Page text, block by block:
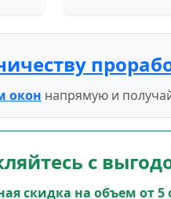
окон напрямую и
с
скидка на объем от 5